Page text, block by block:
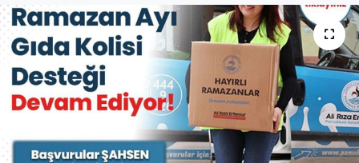
EKONOMİ
KÜLTÜR SANAT
SPOR
Tüm Manşetler
Son Dakika Haberleri
Haber Arşivi